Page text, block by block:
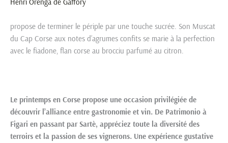
Henri Orenga de Gaffory
propose de terminer le périple par une touche sucrée. Son Muscat
du Cap Corse aux notes d’agrumes confits se marie à la perfection
avec le fiadone, flan corse au brocciu parfumé au citron.
Le printemps en Corse propose une occasion privilégiée de
découvrir l’alliance entre gastronomie et vin. De Patrimonio à
Figari en passant par Sartè, appréciez toute la diversité des
terroirs et la passion de ses vignerons. Une expérience gustative